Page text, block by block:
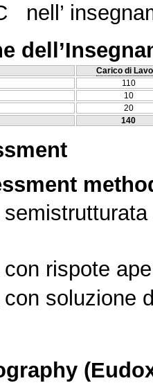
nell’
Carico di
110
10
20
140
rispote
soluzione